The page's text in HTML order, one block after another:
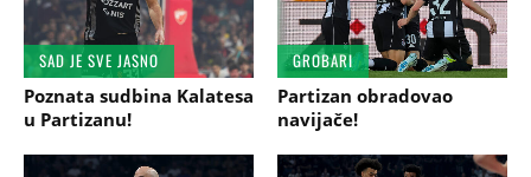
SAD JE SVE JASNO
Poznata sudbina Kalatesa
u Partizanu!
GROBARI
Partizan obradovao
navijače!